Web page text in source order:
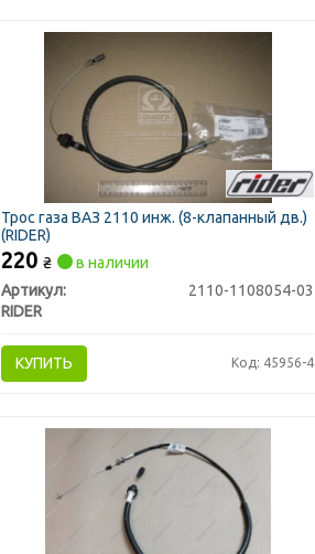
Трос газа ВАЗ 2110 инж. (8-клапанный дв.)
(RIDER)
220₴
в наличии
Артикул:
2110-1108054-03
RIDER
КУПИТЬ Код: 45956-4